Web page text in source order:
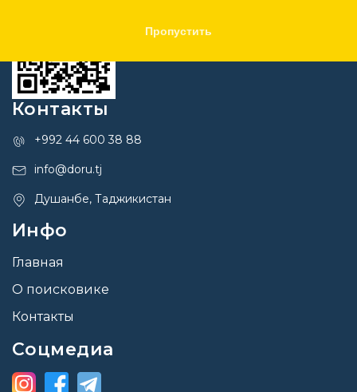
Пропустить
Контакты
+992 44 600 38 88
info@doru.tj
Душанбе, Таджикистан
Инфо
Главная
О поисковике
Контакты
Соцмедиа